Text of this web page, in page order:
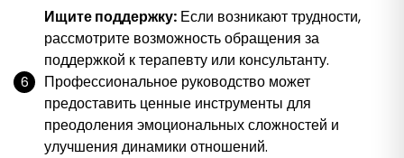
Ищите поддержку: Если возникают трудности,
рассмотрите возможность обращения за
поддержкой к терапевту или консультанту.
Профессиональное руководство может
предоставить ценные инструменты для
преодоления эмоциональных сложностей и
улучшения динамики отношений.